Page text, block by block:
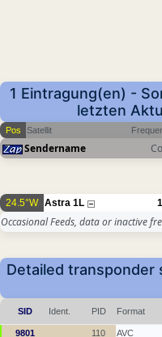
1 Eintragung(en) -
letzten
Pos Satellit
Sendername
24.5°W Astra 1L
Occasional Feeds, data or inactive
Detailed transponder
SID Ident. PID Format
9801 110 AVC